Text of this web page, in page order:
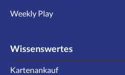
Weekly Play
Wissenswertes
Kartenankauf